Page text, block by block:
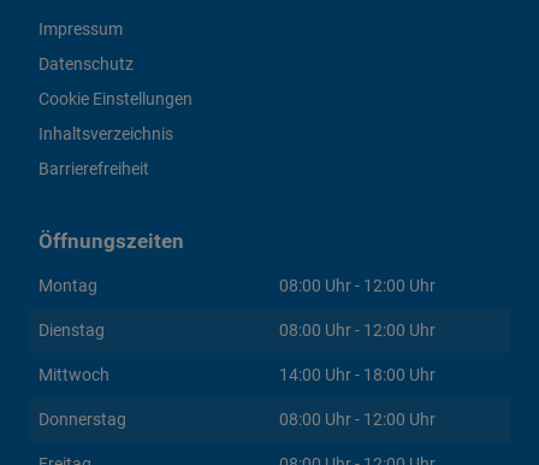
Impressum
Datenschutz
Cookie Einstellungen
Inhaltsverzeichnis
Barrierefreiheit
Öffnungszeiten
Montag 08:00 Uhr - 12:00 Uhr
Dienstag 08:00 Uhr - 12:00 Uhr
Mittwoch 14:00 Uhr - 18:00 Uhr
Donnerstag 08:00 Uhr - 12:00 Uhr